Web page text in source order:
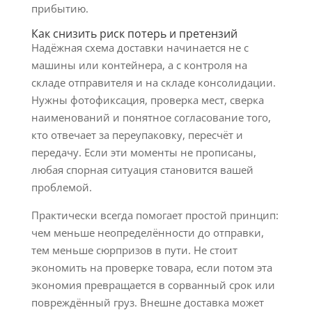
прибытию.
Как снизить риск потерь и претензий
Надёжная схема доставки начинается не с
машины или контейнера, а с контроля на
складе отправителя и на складе консолидации.
Нужны фотофиксация, проверка мест, сверка
наименований и понятное согласование того,
кто отвечает за переупаковку, пересчёт и
передачу. Если эти моменты не прописаны,
любая спорная ситуация становится вашей
проблемой.
Практически всегда помогает простой принцип:
чем меньше неопределённости до отправки,
тем меньше сюрпризов в пути. Не стоит
экономить на проверке товара, если потом эта
экономия превращается в сорванный срок или
повреждённый груз. Внешне доставка может